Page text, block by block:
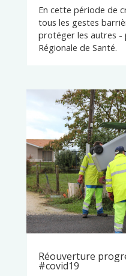
En cette période de
tous les gestes
protéger les autres -
Régionale de Santé.
Réouverture
#covid19